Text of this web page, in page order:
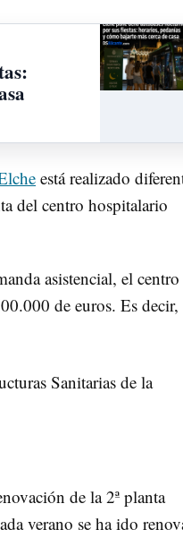
está realizado
del centro hospitalario
asistencial, el centro
de euros. Es decir,
Sanitarias de la
de la 2ª planta
verano se ha ido